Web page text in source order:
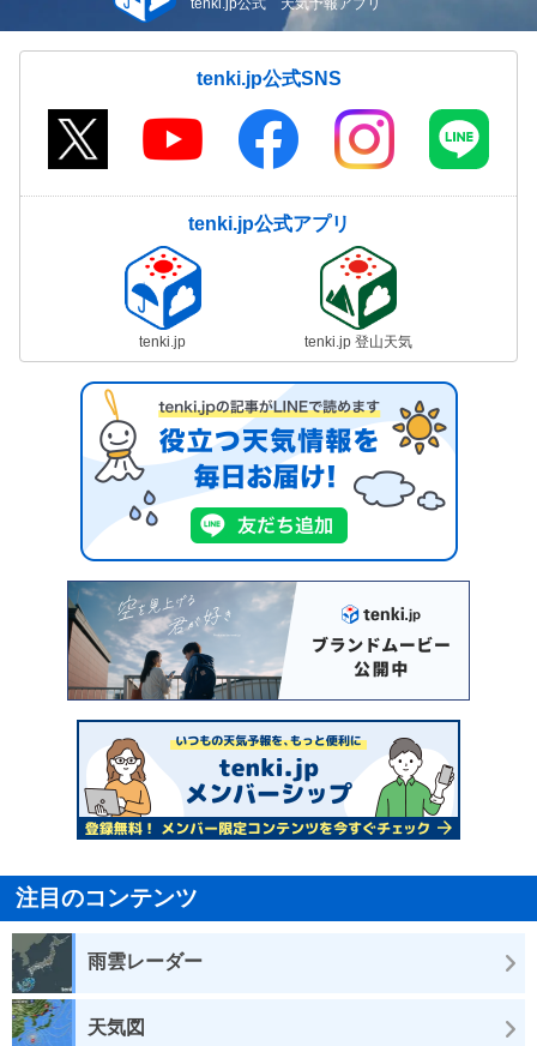
tenki.jp公式 天気予報アプリ
tenki.jp公式SNS
tenki.jp公式アプリ
tenki.jp tenki.jp 登山天気
注目のコンテンツ
雨雲レーダー
天気図